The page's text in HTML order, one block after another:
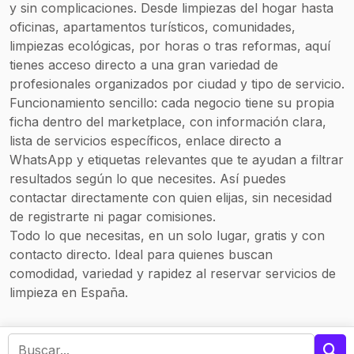
medio ambiente.
secado rápido con
equipos profesionales
para quienes necesitan
usar sus muebles el
mismo día.
profesional enviado.
y sin complicaciones. Desde limpiezas del hogar hasta
oficinas, apartamentos turísticos, comunidades,
limpiezas ecológicas, por horas o tras reformas, aquí
tienes acceso directo a una gran variedad de
profesionales organizados por ciudad y tipo de servicio.
Funcionamiento sencillo: cada negocio tiene su propia
ficha dentro del marketplace, con información clara,
lista de servicios específicos, enlace directo a
WhatsApp y etiquetas relevantes que te ayudan a filtrar
resultados según lo que necesites. Así puedes
contactar directamente con quien elijas, sin necesidad
de registrarte ni pagar comisiones.
Todo lo que necesitas, en un solo lugar, gratis y con
contacto directo. Ideal para quienes buscan
comodidad, variedad y rapidez al reservar servicios de
limpieza en España.